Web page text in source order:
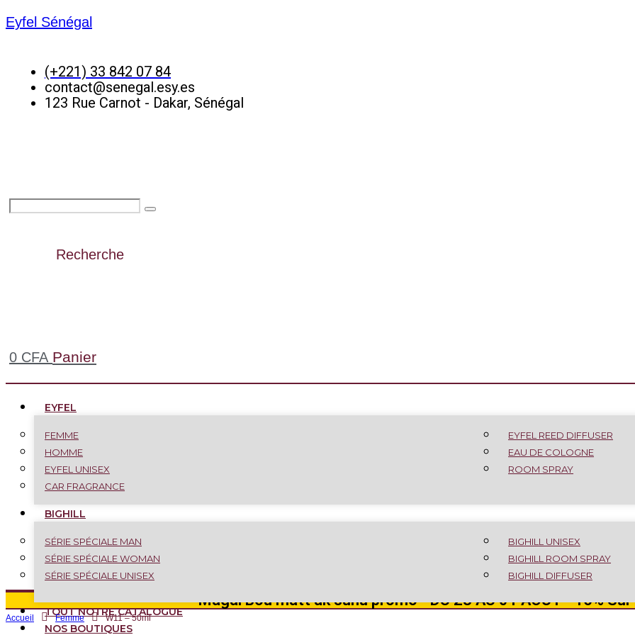
Eyfel Sénégal
(+221) 33 842 07 84
contact@senegal.esy.es
123 Rue Carnot - Dakar, Sénégal
Recherche
0 CFA Panier
EYFEL
FEMME
HOMME
EYFEL UNISEX
CAR FRAGRANCE
EYFEL REED DIFFUSER
EAU DE COLOGNE
ROOM SPRAY
BIGHILL
SÉRIE SPÉCIALE MAN
SÉRIE SPÉCIALE WOMAN
SÉRIE SPÉCIALE UNISEX
BIGHILL UNISEX
BIGHILL ROOM SPRAY
BIGHILL DIFFUSER
TOUT NOTRE CATALOGUE
NOS BOUTIQUES
Magal Bou matt ak suñu promo - DU 28 AU 01 AOÛT - 15%
Accueil Femme W11 – 50ml